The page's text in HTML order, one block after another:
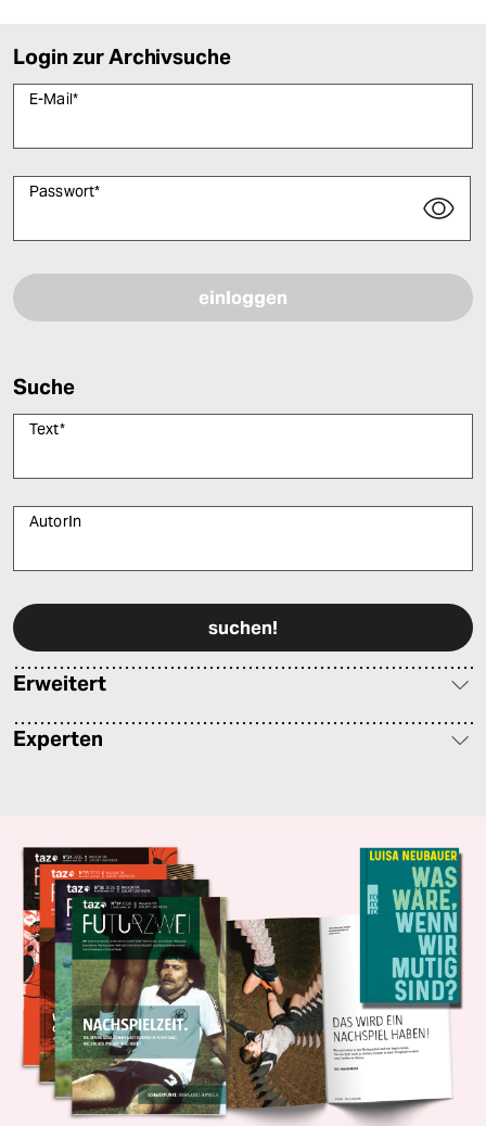
Login zur Archivsuche
E-Mail*
Passwort*
Suche
Text*
AutorIn
Erweitert
Experten